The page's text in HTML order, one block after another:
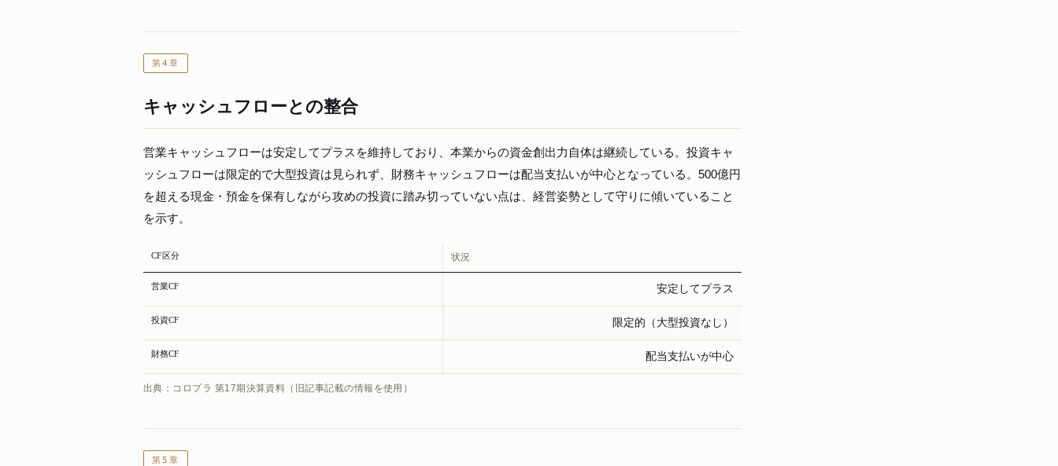
第4章
キャッシュフローとの整合
営業キャッシュフローは安定してプラスを維持しており、本業からの資金創出力自体は継続している。投資キャ
ッシュフローは限定的で大型投資は見られず、財務キャッシュフローは配当支払いが中心となっている。500億円
を超える現金・預金を保有しながら攻めの投資に踏み切っていない点は、経営姿勢として守りに傾いていること
を示す。
CF区分 状況
営業CF 安定してプラス
投資CF 限定的（大型投資なし）
財務CF 配当支払いが中心
出典：コロプラ 第17期決算資料（旧記事記載の情報を使用）
第5章